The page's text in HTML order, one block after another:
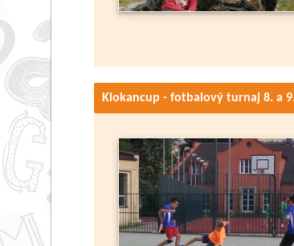
Klokancup - fotbalový turnaj 8. a